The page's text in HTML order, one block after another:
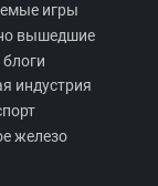
игры
вышедшие
индустрия
железо